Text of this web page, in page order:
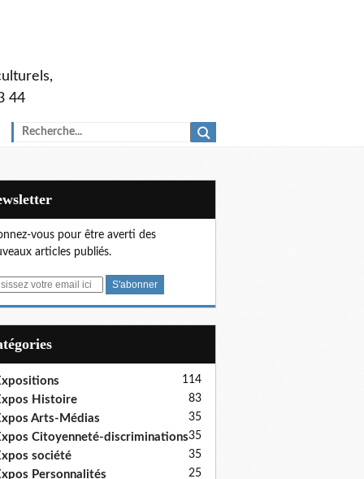
44
vous pour être averti des
articles publiés.
114
Histoire 83
Arts-Médias 35
Citoyenneté-discriminations35
société 35
Personnalités 25